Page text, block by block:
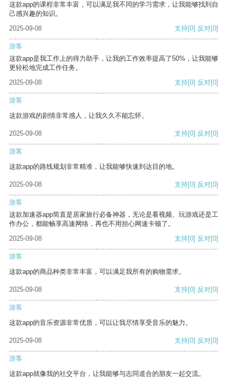
这款app的课程非常丰富，可以满足我不同的学习需求，让我能够找到自
己感兴趣的知识。
2025-09-08
支持[0] 反对[0]
游客
这款app是我工作上的得力助手，让我的工作效率提高了50%，让我能够
更轻松地完成工作任务。
2025-09-08
支持[0] 反对[0]
游客
这款游戏的剧情非常感人，让我久久不能忘怀。
2025-09-08 支持[0] 反对[0]
游客
这款app的路线规划非常精准，让我能够快速到达目的地。
2025-09-08 支持[0] 反对[0]
游客
这款加速器app简直是居家旅行必备神器，无论是看视频、玩游戏还是工
作办公，都能畅享高速网络，再也不用担心网速卡顿了。
2025-09-08
支持[0] 反对[0]
游客
这款app的商品种类非常丰富，可以满足我所有的购物需求。
2025-09-08 支持[0] 反对[0]
游客
这款app的音乐资源非常优质，可以让我尽情享受音乐的魅力。
2025-09-08 支持[0] 反对[0]
游客
这款app就像我的社交平台，让我能够与志同道合的朋友一起交流。